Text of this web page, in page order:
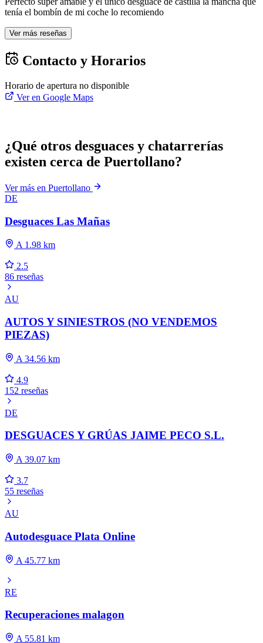
tenía el bombín de mi coche lo recomiendo
Ver más reseñas
Contacto y Horarios
Horario de apertura no disponible
Ver en Google Maps
¿Qué otros desguaces y chatarrerías
existen cerca de Puertollano?
Ver más en Puertollano
DE
Desguaces Las Mañas
A 1.98 km
2.5
86 reseñas
AU
AUTOS Y SINIESTROS (NO VENDEMOS
PIEZAS)
A 34.56 km
4.9
152 reseñas
DE
DESGUACES Y GRÚAS JAIME PECO S.L.
A 39.07 km
3.7
55 reseñas
AU
Autodesguace Plata Online
A 45.77 km
RE
Recuperaciones malagon
A 55.81 km